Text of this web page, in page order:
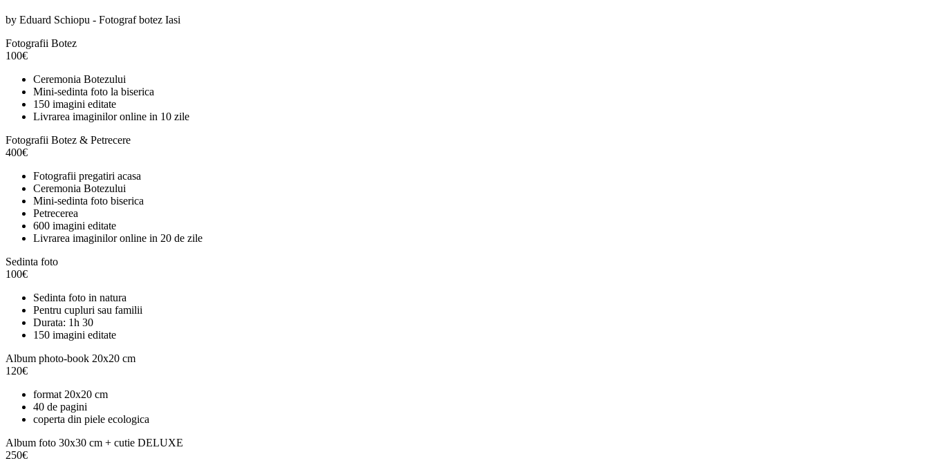
by Eduard Schiopu - Fotograf botez Iasi
Fotografii Botez
100€
Ceremonia Botezului
Mini-sedinta foto la biserica
150 imagini editate
Livrarea imaginilor online in 10 zile
Fotografii Botez & Petrecere
400€
Fotografii pregatiri acasa
Ceremonia Botezului
Mini-sedinta foto biserica
Petrecerea
600 imagini editate
Livrarea imaginilor online in 20 de zile
Sedinta foto
100€
Sedinta foto in natura
Pentru cupluri sau familii
Durata: 1h 30
150 imagini editate
Album photo-book 20x20 cm
120€
format 20x20 cm
40 de pagini
coperta din piele ecologica
Album foto 30x30 cm + cutie DELUXE
250€